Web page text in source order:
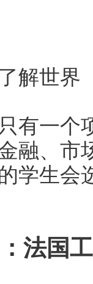
解世界
有一个
融、市
学生会
法国